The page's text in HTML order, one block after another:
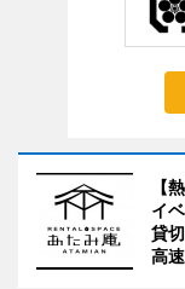
【
イ
貸
高